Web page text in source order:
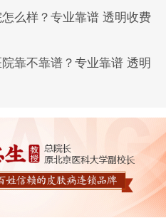
么样？专业靠谱 透明收费
靠不靠谱？专业靠谱 透明